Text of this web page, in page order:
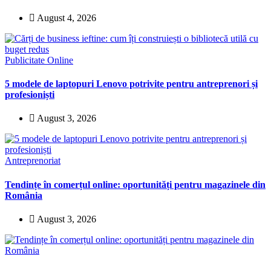
August 4, 2026
Publicitate Online
5 modele de laptopuri Lenovo potrivite pentru antreprenori și
profesioniști
August 3, 2026
Antreprenoriat
Tendințe în comerțul online: oportunități pentru magazinele din
România
August 3, 2026